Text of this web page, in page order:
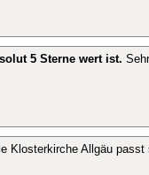
5 Sterne wert ist.
Klosterkirche Allgäu